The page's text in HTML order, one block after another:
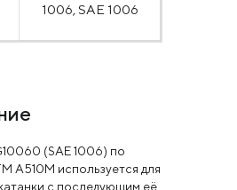
1006, SAE 1006
(SAE 1006) по
A510M используется для
с последующим её